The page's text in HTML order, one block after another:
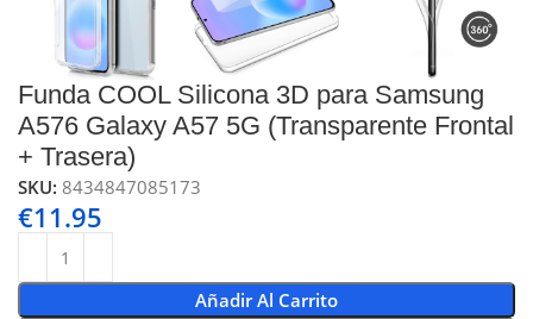
Funda COOL Silicona 3D para Samsung
A576 Galaxy A57 5G (Transparente Frontal
+ Trasera)
SKU:8434847085173
€11.95
Añadir Al Carrito